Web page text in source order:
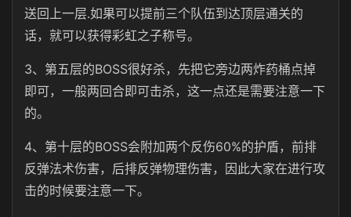
送回上一层.如果可以提前三个队伍到达顶层通关的
话，就可以获得彩虹之子称号。
3、第五层的BOSS很好杀，先把它旁边两炸药桶点掉
即可，一般两回合即可击杀，这一点还是需要注意一下
的。
4、第十层的BOSS会附加两个反伤60%的护盾，前排
反弹法术伤害，后排反弹物理伤害，因此大家在进行攻
击的时候要注意一下。